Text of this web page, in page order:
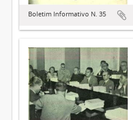
Boletim Informativo N. 35